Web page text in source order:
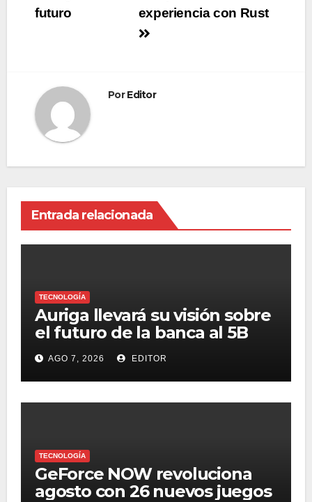
experiencia con Rust
futuro
PorEditor
Entrada relacionada
TECNOLOGÍA
Auriga llevará su visión sobre
el futuro de la banca al 5B
Digital Summit 2026
AGO 7, 2026 EDITOR
TECNOLOGÍA
GeForce NOW revoluciona
agosto con 26 nuevos juegos